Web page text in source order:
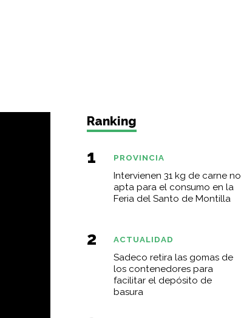
Ranking
Intervienen 31 kg de carne no
apta para el consumo en la
Feria del Santo de Montilla
PROVINCIA
Sadeco retira las gomas de
los contenedores para
facilitar el depósito de
basura
ACTUALIDAD